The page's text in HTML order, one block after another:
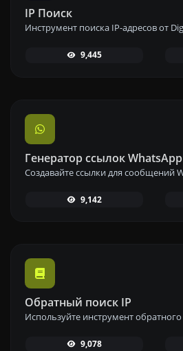
IP Поиск
9,445
Генератор ссылок WhatsApp
9,142
Обратный поиск IP
9,078